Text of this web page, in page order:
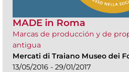
MADE in Roma
Marcas de producción y de
antigua
Mercati di Traiano Museo dei
13/05/2016 - 29/01/2017